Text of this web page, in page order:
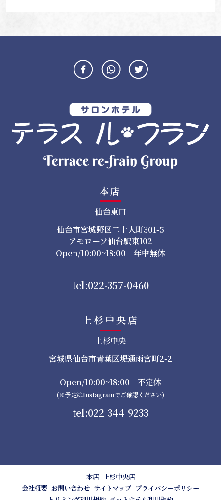
本店
仙台東口
仙台市宮城野区二十人町301-5
アモローソ仙台駅東102
Open/10:00~18:00 年中無休
tel:022-357-0460
上杉中央店
上杉中央
宮城県仙台市青葉区堤通雨宮町2-2
Open/10:00~18:00 不定休
(※予定はInstagramでご確認ください)
tel:022-344-9233
本店 上杉中央店
会社概要 お問い合わせ サイトマップ プライバシーポリシー